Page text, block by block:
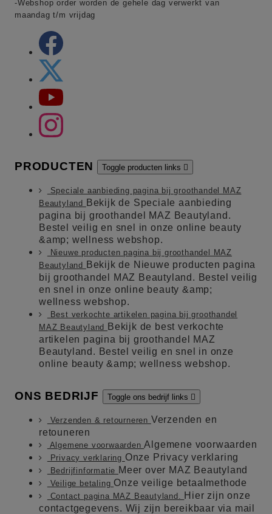
-Webshop order worden de gehele dag verwerkt van
maandag t/m vrijdag
PRODUCTEN Toggle producten links 
Speciale aanbieding pagina bij groothandel MAZ
Beautyland
Bekijk de Speciale aanbieding
pagina bij groothandel MAZ Beautyland.
Bestel veilig en snel in onze online beauty
&amp; wellness webshop.
Nieuwe producten pagina bij groothandel MAZ
Beautyland
Bekijk de Nieuwe producten pagina
bij groothandel MAZ Beautyland. Bestel veilig
en snel in onze online beauty &amp;
wellness webshop.
Best verkochte artikelen pagina bij groothandel
MAZ Beautyland
Bekijk de best verkochte
artikelen pagina bij groothandel MAZ
Beautyland. Bestel veilig en snel in onze
online beauty &amp; wellness webshop.
ONS BEDRIJF Toggle ons bedrijf links 
Verzenden & retourneren Verzenden en
retouneren
Algemene voorwaardenAlgemene voorwaarden
Privacy verklaring Onze Privacy verklaring
Bedrijfinformatie Meer over MAZ Beautyland
Veilige betaling Onze veilige betaalmethode
Contact pagina MAZ Beautyland.
Hier zijn onze
contactgegevens. Wij zijn bereikbaar via mail